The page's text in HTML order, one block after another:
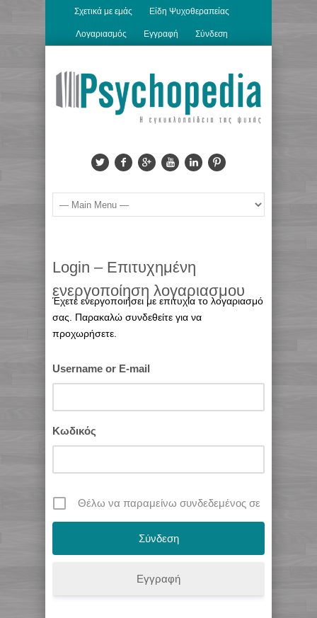
Σχετικά με εμάς Είδη Ψυχοθεραπείας
Λογαριασμός Εγγραφή Σύνδεση
Login – Επιτυχημένη
ενεργοποίηση λογαριασμου
Έχετε ενεργοποιήσει με επιτυχία το λογαριασμό
σας. Παρακαλώ συνδεθείτε για να
προχωρήσετε.
Username or E-mail
Κωδικός
Θέλω να παραμείνω συνδεδεμένος σε
Εγγραφή